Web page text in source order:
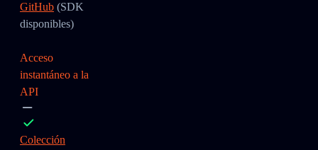
GitHub (SDK
disponibles)
Acceso
instantáneo a la
API
Colección